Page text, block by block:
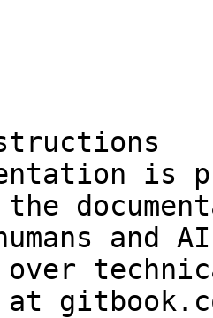
is
and
over
at